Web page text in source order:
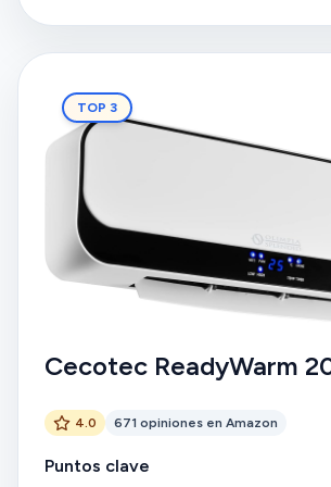
TOP 3
Cecotec ReadyWarm
4.0 671 opiniones en Amazon
Puntos clave